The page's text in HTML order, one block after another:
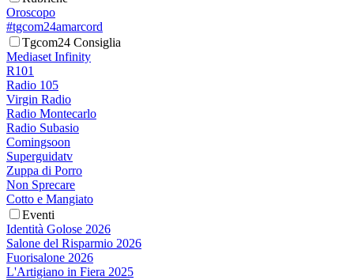
Oroscopo
#tgcom24amarcord
Tgcom24 Consiglia
Mediaset Infinity
R101
Radio 105
Virgin Radio
Radio Montecarlo
Radio Subasio
Comingsoon
Superguidatv
Zuppa di Porro
Non Sprecare
Cotto e Mangiato
Eventi
Identità Golose 2026
Salone del Risparmio 2026
Fuorisalone 2026
L'Artigiano in Fiera 2025